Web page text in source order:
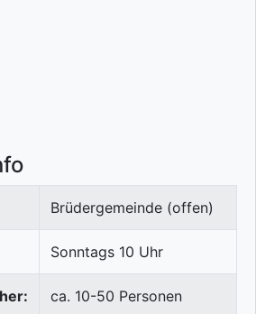
Brüdergemeinde (offen)
Sonntags 10 Uhr
ca. 10-50 Personen